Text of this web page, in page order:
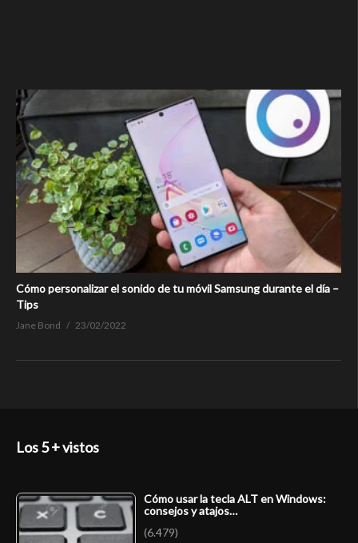
Cómo personalizar el sonido de tu móvil Samsung durante el día –
Tips
Jane Bond 23/02/2022
Los 5 + vistos
Cómo usar la tecla ALT en Windows:
consejos y atajos…
(6.479)